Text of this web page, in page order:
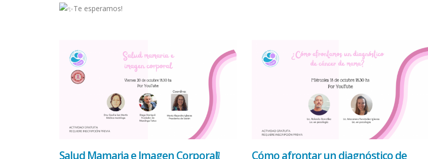
Te esperamos!
Salud Mamaria e Imagen Corporal❕
Cómo afrontar un diagnóstico de